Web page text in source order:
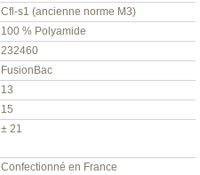
Cfl-s1 (ancienne norme M3)
100 % Polyamide
232460
FusionBac
13
15
± 21
Confectionné en France